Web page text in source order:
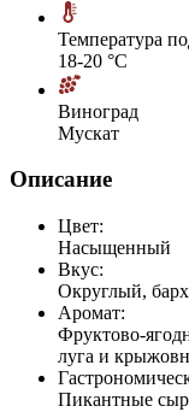
Температура
18-20 °С
Виноград
Мускат
Описание
Цвет:
Насыщенный
Вкус:
Округлый,
Аромат:
Фруктово-
луга и
Пикантные